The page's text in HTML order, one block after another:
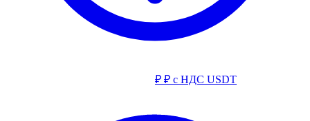
₽ ₽ с НДС USDT